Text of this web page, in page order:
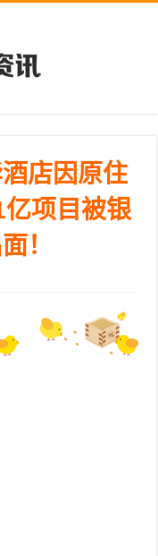
店因原住
项目被银
！